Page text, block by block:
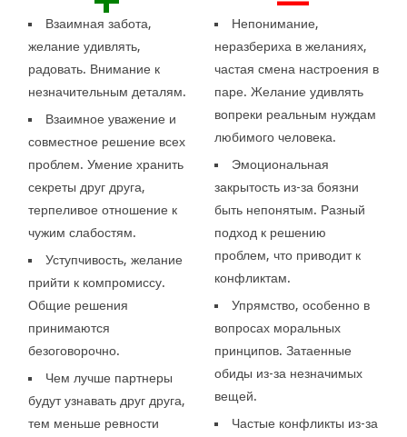
Взаимная забота,
желание удивлять,
радовать. Внимание к
незначительным деталям.
Взаимное уважение и
совместное решение всех
проблем. Умение хранить
секреты друг друга,
терпеливое отношение к
чужим слабостям.
Уступчивость, желание
прийти к компромиссу.
Общие решения
принимаются
безоговорочно.
Чем лучше партнеры
будут узнавать друг друга,
тем меньше ревности
Непонимание,
неразбериха в желаниях,
частая смена настроения в
паре. Желание удивлять
вопреки реальным нуждам
любимого человека.
Эмоциональная
закрытость из-за боязни
быть непонятым. Разный
подход к решению
проблем, что приводит к
конфликтам.
Упрямство, особенно в
вопросах моральных
принципов. Затаенные
обиды из-за незначимых
вещей.
Частые конфликты из-за